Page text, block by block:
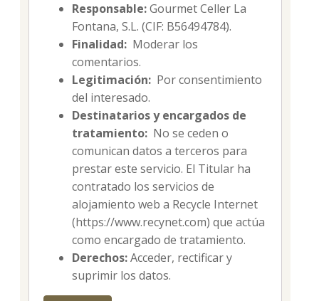
Responsable:Gourmet Celler La
Fontana, S.L. (CIF: B56494784).
Finalidad: Moderar los
comentarios.
Legitimación: Por consentimiento
del interesado.
Destinatarios y encargados de
tratamiento: No se ceden o
comunican datos a terceros para
prestar este servicio. El Titular ha
contratado los servicios de
alojamiento web a Recycle Internet
(https://www.recynet.com) que actúa
como encargado de tratamiento.
Derechos:Acceder, rectificar y
suprimir los datos.